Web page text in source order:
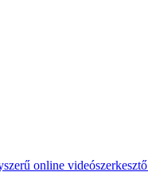
online videószerkesztő